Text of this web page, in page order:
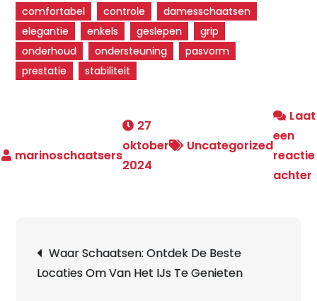
comfortabel controle
damesschaatsen
elegantie
enkels geslepen
grip
onderhoud
ondersteuning
pasvorm
prestatie
stabiliteit
27
oktober
2024
Uncategorized
Laat
een
reactie
achter
Waar Schaatsen: Ontdek De Beste
Locaties Om Van Het IJs Te Genieten